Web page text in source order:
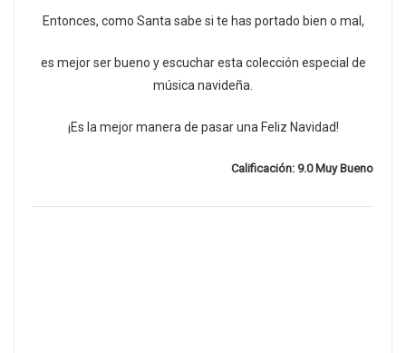
Entonces, como Santa sabe si te has portado bien o mal,
es mejor ser bueno y escuchar esta colección especial de
música navideña.
¡Es la mejor manera de pasar una Feliz Navidad!
Calificación: 9.0 Muy Bueno